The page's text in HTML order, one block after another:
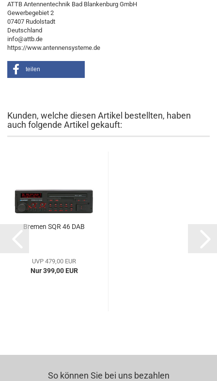
ATTB Antennentechnik Bad Blankenburg GmbH
Gewerbegebiet 2
07407 Rudolstadt
Deutschland
info@attb.de
https://www.antennensysteme.de
teilen
Kunden, welche diesen Artikel bestellten, haben
auch folgende Artikel gekauft:
Bremen SQR 46 DAB
UVP 479,00 EUR
Nur 399,00 EUR
So können Sie bei uns bezahlen